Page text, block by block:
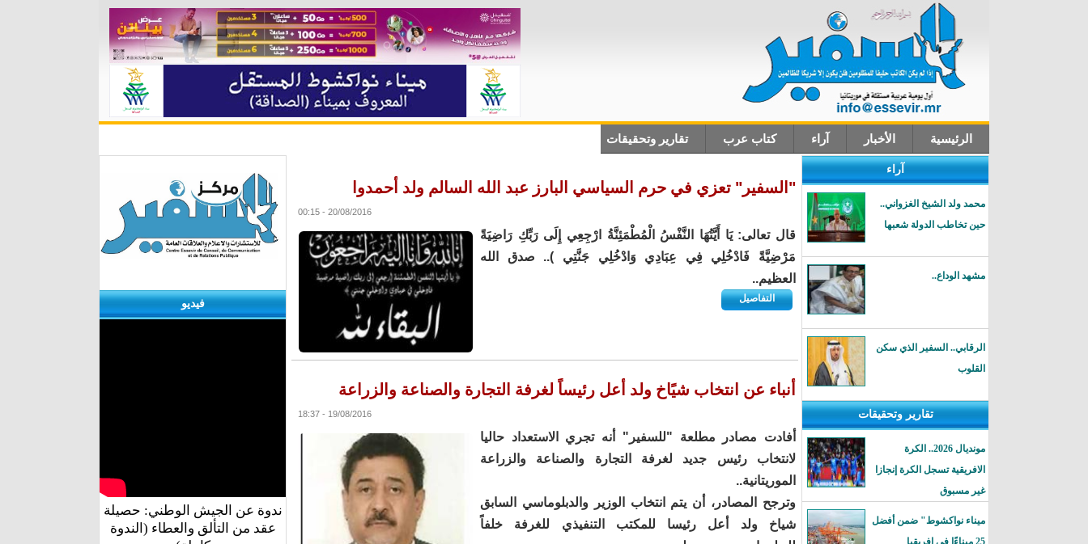
الرئيسية الأخبار آراء كتاب عرب تقارير وتحقيقات
آراء
محمد ولد الشيخ الغزواني..
حين تخاطب الدولة شعبها
مشهد الوداع..
الرقابي.. السفير الذي سكن
القلوب
تقارير وتحقيقات
مونديال 2026.. الكرة
الافريقية تسجل الكرة إنجازا
غير مسبوق
ميناء نواكشوط" ضمن أفضل
25 ميناءًا في إفريقيا
"السفير" تعزي في حرم السياسي البارز عبد الله السالم ولد أحمدوا
20/08/2016 - 00:15
قال تعالى: يَا أَيَّتُهَا النَّفْسُ الْمُطْمَئِنَّةُ ارْجِعِي إِلَى رَبِّكِ رَاضِيَةً
مَرْضِيَّةً فَادْخُلِي فِي عِبَادِي وَادْخُلِي جَنَّتِي ).. صدق الله
العظيم..
التفاصيل
أنباء عن انتخاب شيًاخ ولد أعل رئيساً لغرفة التجارة والصناعة والزراعة
19/08/2016 - 18:37
أفادت مصادر مطلعة "للسفير" أنه تجري الاستعداد حاليا
لانتخاب رئيس جديد لغرفة التجارة والصناعة والزراعة
الموريتانية..
وترجح المصادر، أن يتم انتخاب الوزير والدبلوماسي السابق
شياخ ولد أعل رئيسا للمكتب التنفيذي للغرفة خلفاً
فيديو
ندوة عن الجيش الوطني: حصيلة
عقد من التألق والعطاء (الندوة